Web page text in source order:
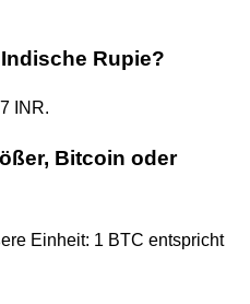
Rupie?
INR.
Bitcoin oder
Einheit: 1 BTC entspricht